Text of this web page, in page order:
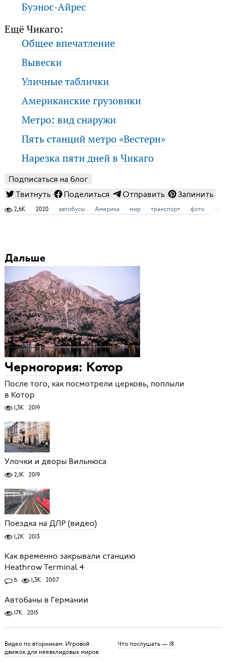
Буэнос-Айрес
Ещё Чикаго:
Общее впечатление
Вывески
Уличные таблички
Американские грузовики
Метро: вид снаружи
Пять станций метро «Вестерн»
Нарезка пяти дней в Чикаго
Подписаться на блог
Твитнуть
Поделиться Отправить Запинить
2,6K 2020 автобусы Америка мир транспорт фото
Дальше
Черногория: Котор
После того, как посмотрели церковь, поплыли
в Котор
1,3K 2019
Улочки и дворы Вильнюса
2,1K 2019
Поездка на ДЛР (видео)
1,2K 2013
Как временно закрывали станцию
Heathrow Terminal 4
6 1,3K 2007
Автобаны в Германии
17K 2015
Видео по вторникам: Игровой
движок для неевклидовых миров
Что послушать — 18